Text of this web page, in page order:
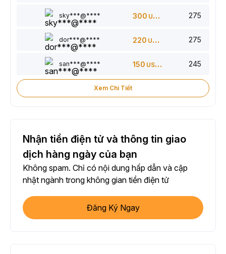
sky***@**** 300 USDT 275
dor***@**** 220 USDT 275
san***@**** 150 USDT 245
Xem Chi Tiết
Nhận tiền điện tử và thông tin giao
dịch hàng ngày của bạn
Không spam. Chỉ có nội dung hấp dẫn và cập
nhật ngành trong không gian tiền điện tử
Đăng Ký Ngay